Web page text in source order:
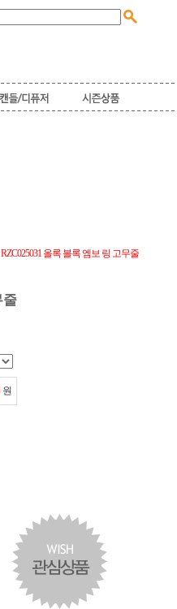
RZC025031 올록 볼록 엠보 링 고무줄
줄
원